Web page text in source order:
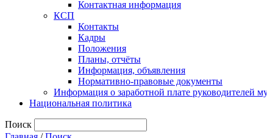
Контактная информация
КСП
Контакты
Кадры
Положения
Планы, отчёты
Информация, объявления
Нормативно-правовые документы
Информация о заработной плате руководителей
Национальная политика
Поиск